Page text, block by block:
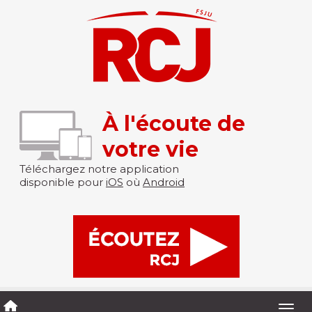
À l'écoute de
votre vie
Téléchargez notre application
disponible pour iOS où Android